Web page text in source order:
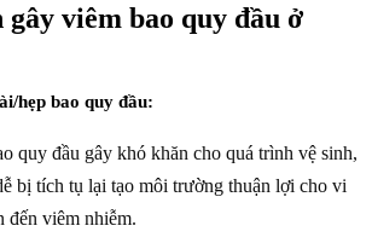
gây viêm bao quy đầu ở
hẹp bao quy đầu:
quy đầu gây khó khăn cho quá trình vệ sinh,
bị tích tụ lại tạo môi trường thuận lợi cho vi
đến viêm nhiễm.